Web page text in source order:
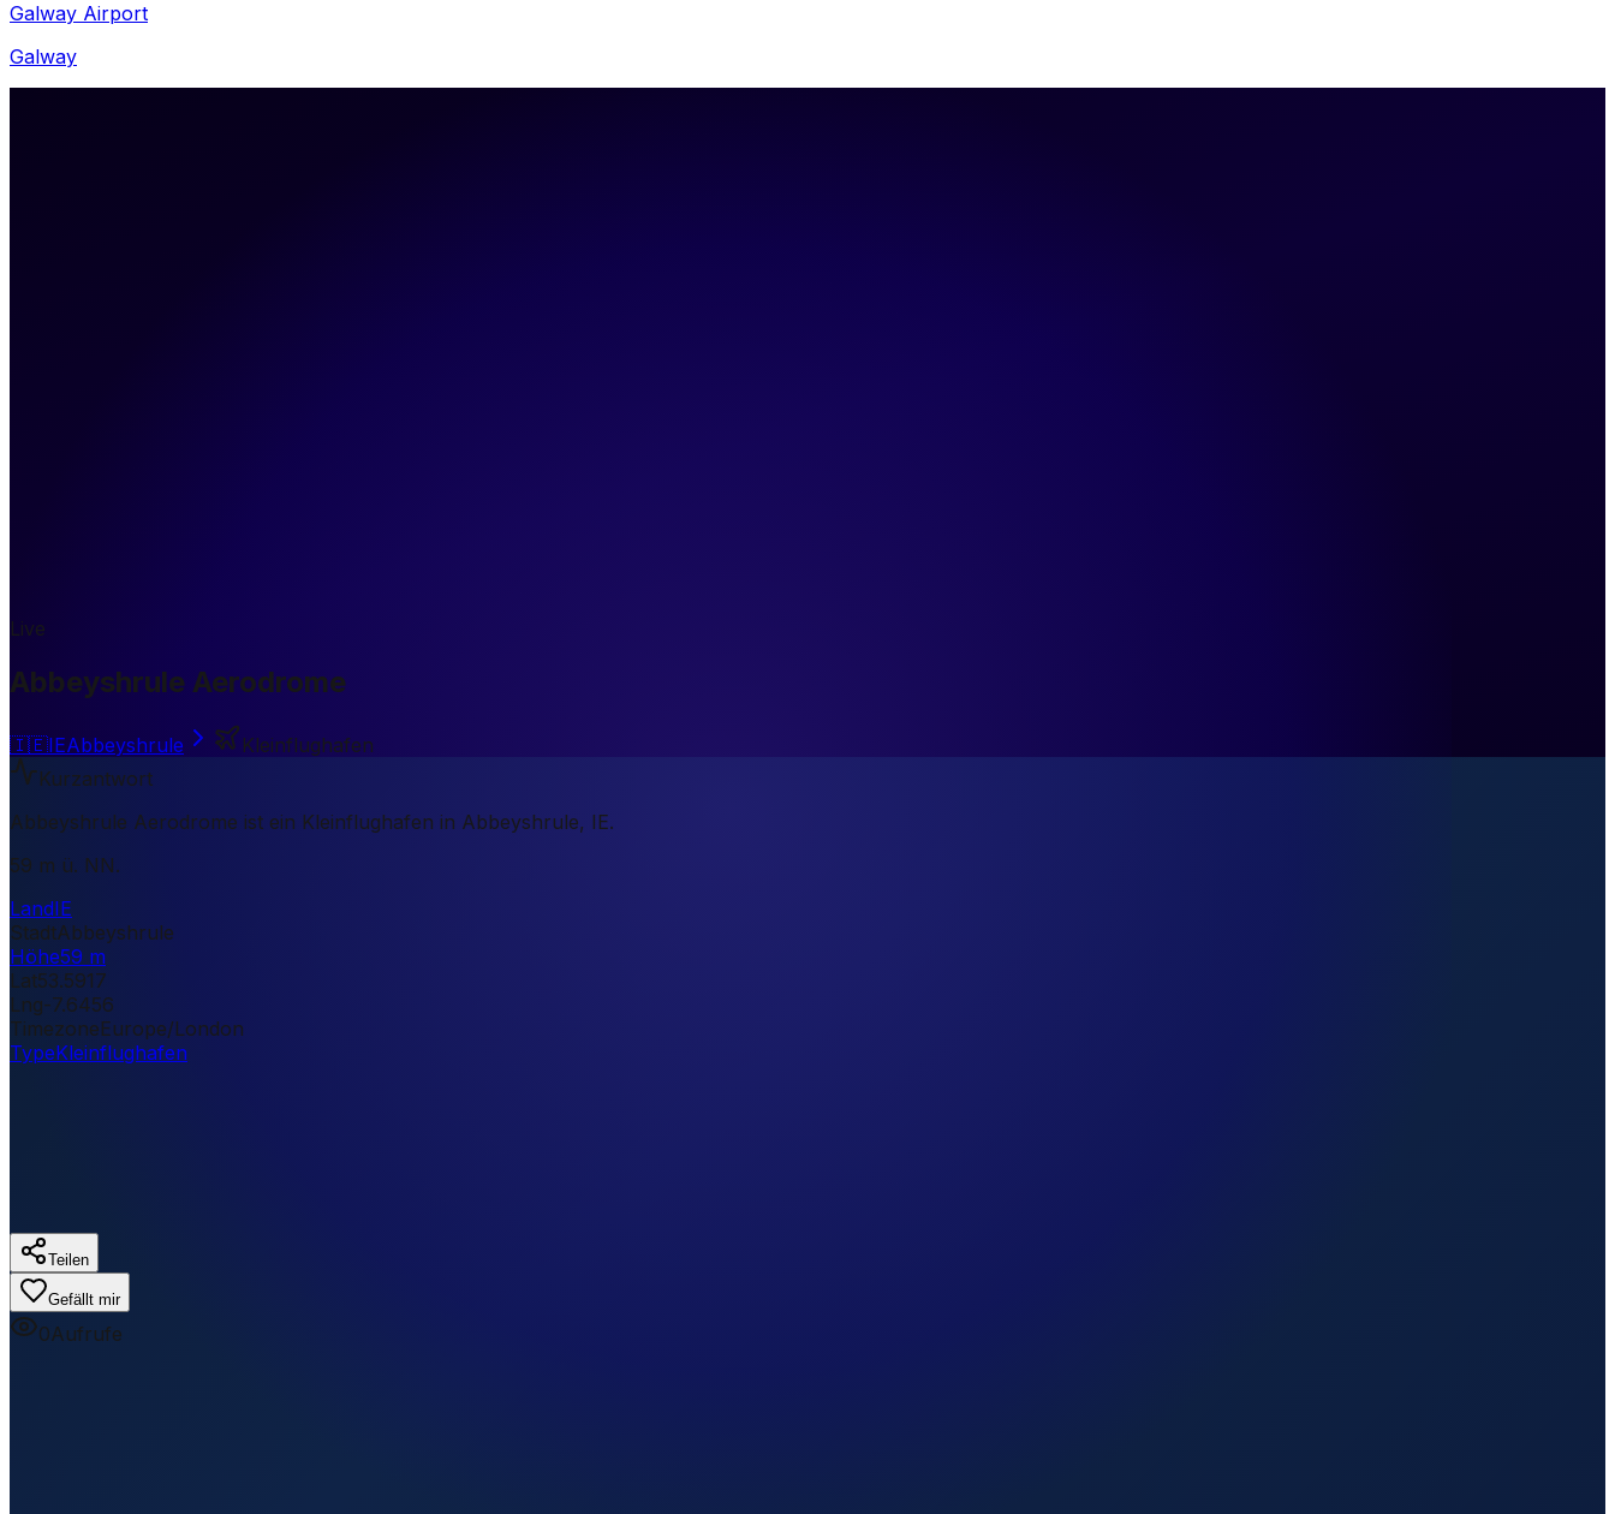
Galway Airport
Galway
Live
Abbeyshrule Aerodrome
🇮🇪IEAbbeyshrule
Kleinflughafen
Kurzantwort
Abbeyshrule Aerodrome ist ein Kleinflughafen in Abbeyshrule, IE.
59 m ü. NN.
LandIE
StadtAbbeyshrule
Höhe59 m
Lat53.5917
Lng-7.6456
TimezoneEurope/London
TypeKleinflughafen
Teilen
Gefällt mir
0Aufrufe